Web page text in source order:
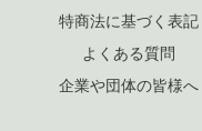
特商法に基づく表記
よくある質問
企業や団体の皆様へ